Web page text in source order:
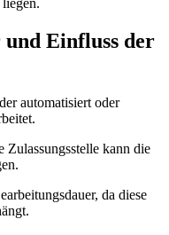
und Einfluss der
automatisiert oder
Zulassungsstelle kann die
da diese